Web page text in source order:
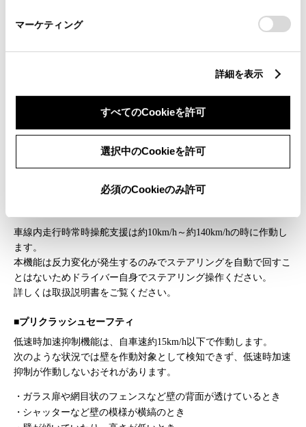
マーケティング
詳細を表示
すべてのCookieを許可
選択中のCookieを許可
必須のCookieのみ許可
＜トヨタセーフティセンス最新化１、トヨタセーフテ
次のような状況ではシステムが作動しないおそれがあります。
信号機の灯色が黄色のとき
信号機が一灯式や二灯式のとき
本機能だけでは減速が不十分な場合があります。周囲の安全を確
車線内走行時常時操舵支援は約10km/h～約140km/hの時に作動し
ます。
本機能は反力変化が発生するのみでステアリングを自動で回すこ
とはないためドライバー自身でステアリング操作ください。
詳しくは取扱説明書をご覧ください。
■プリクラッシュセーフティ
低速時加速抑制機能は、自車速約15km/h以下で作動します。
次のような状況では壁を作動対象として検知できず、低速時加速
抑制が作動しないおそれがあります。
ガラス扉や網目状のフェンスなど壁の背面が透けているとき
シャッターなど壁の模様が横縞のとき